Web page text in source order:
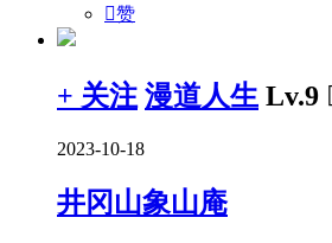
赞
+ 关注 漫道人生 Lv.9
2023-10-18
井冈山象山庵